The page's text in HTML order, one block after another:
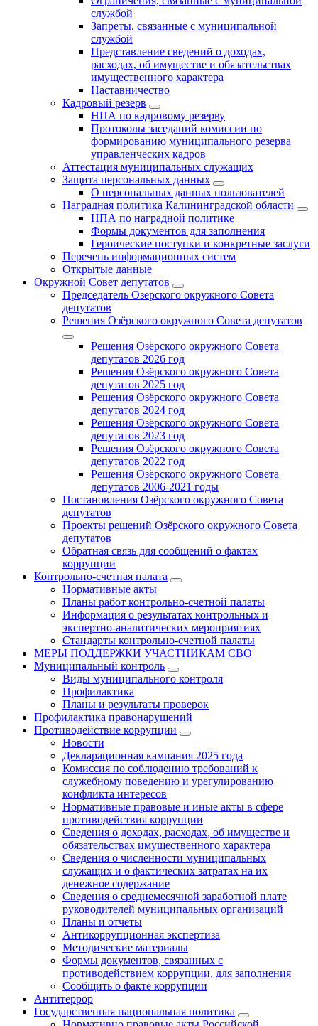
службой
Запреты, связанные с муниципальной
службой
Представление сведений о доходах,
расходах, об имуществе и обязательствах
имущественного характера
Наставничество
Кадровый резерв
НПА по кадровому резерву
Протоколы заседаний комиссии по
формированию муниципального резерва
управленческих кадров
Аттестация муниципальных служащих
Защита персональных данных
О персональных данных пользователей
Наградная политика Калининградской области
НПА по наградной политике
Формы документов для заполнения
Героические поступки и конкретные заслуги
Перечень информационных систем
Открытые данные
Окружной Совет депутатов
Председатель Озерского окружного Совета
депутатов
Решения Озёрского окружного Совета депутатов
Решения Озёрского окружного Совета
депутатов 2026 год
Решения Озёрского окружного Совета
депутатов 2025 год
Решения Озёрского окружного Совета
депутатов 2024 год
Решения Озёрского окружного Совета
депутатов 2023 год
Решения Озёрского окружного Совета
депутатов 2022 год
Решения Озёрского окружного Совета
депутатов 2006-2021 годы
Постановления Озёрского окружного Совета
депутатов
Проекты решений Озёрского окружного Совета
депутатов
Обратная связь для сообщений о фактах
коррупции
Контрольно-счетная палата
Нормативные акты
Планы работ контрольно-счетной палаты
Информация о результатах контрольных и
экспертно-аналитических мероприятиях
Стандарты контрольно-счетной палаты
МЕРЫ ПОДДЕРЖКИ УЧАСТНИКАМ СВО
Муниципальный контроль
Виды муниципального контроля
Профилактика
Планы и результаты проверок
Профилактика правонарушений
Противодействие коррупции
Новости
Декларационная кампания 2025 года
Комиссия по соблюдению требований к
служебному поведению и урегулированию
конфликта интересов
Нормативные правовые и иные акты в сфере
противодействия коррупции
Сведения о доходах, расходах, об имуществе и
обязательствах имущественного характера
Сведения о численности муниципальных
служащих и о фактических затратах на их
денежное содержание
Сведения о среднемесячной заработной плате
руководителей муниципальных организаций
Планы и отчеты
Антикоррупционная экспертиза
Методические материалы
Формы документов, связанных с
противодействием коррупции, для заполнения
Сообщить о факте коррупции
Антитеррор
Государственная национальная политика